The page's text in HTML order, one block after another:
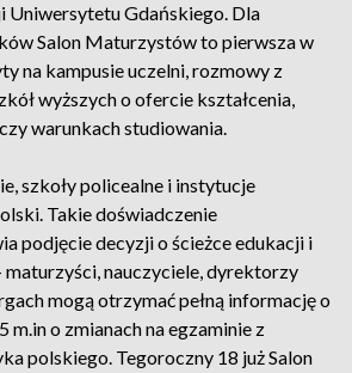
Uniwersytetu Gdańskiego. Dla
Salon Maturzystów to pierwsza w
na kampusie uczelni, rozmowy z
wyższych o ofercie kształcenia,
warunkach studiowania.
szkoły policealne i instytucje
Takie doświadczenie
podjęcie decyzji o ścieżce edukacji i
maturzyści, nauczyciele, dyrektorzy
mogą otrzymać pełną informację o
m.in o zmianach na egzaminie z
polskiego. Tegoroczny 18 już Salon